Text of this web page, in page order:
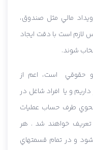
مالي مثل صندوق،
است با دقت ايجاد
شوند.
و حقوقي است، اعم از
داريم و يا افراد شاغل در
نحوي طرف حساب عمليات
خواهند شد . هر
و در تمام قسمتهاي